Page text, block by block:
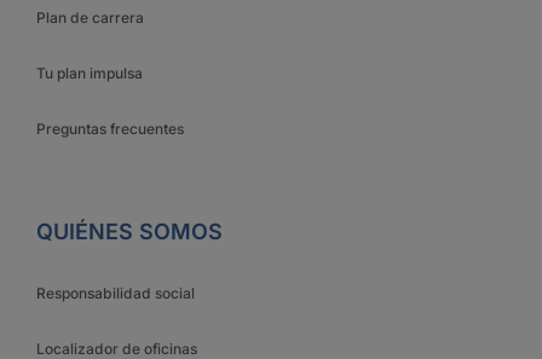
Plan de carrera
Tu plan impulsa
Preguntas frecuentes
QUIÉNES SOMOS
Responsabilidad social
Localizador de oficinas